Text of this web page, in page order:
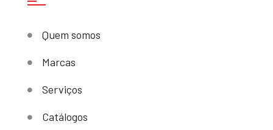
Quem somos
Marcas
Serviços
Catálogos